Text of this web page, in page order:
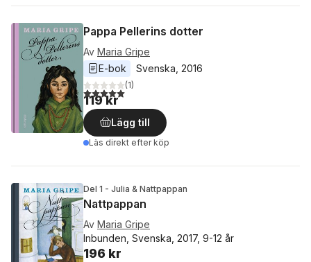
Pappa Pellerins dotter
Av Maria Gripe
E-bok
Svenska 2016
5,0utav 5 stjärnor. Totalt antal röster:
(1)
119 kr
Lägg till
Läs direkt efter köp
Del 1 - Julia & Nattpappan
Nattpappan
Av Maria Gripe
Inbunden, Svenska, 2017, 9-12 år
196 kr